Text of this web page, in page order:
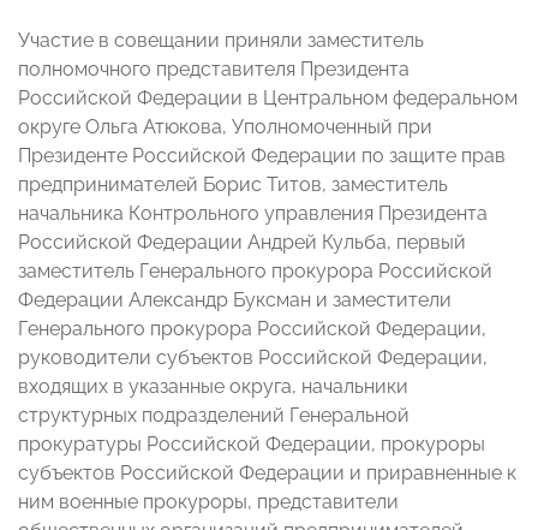
Участие в совещании приняли заместитель
полномочного представителя Президента
Российской Федерации в Центральном федеральном
округе Ольга Атюкова, Уполномоченный при
Президенте Российской Федерации по защите прав
предпринимателей Борис Титов, заместитель
начальника Контрольного управления Президента
Российской Федерации Андрей Кульба, первый
заместитель Генерального прокурора Российской
Федерации Александр Буксман и заместители
Генерального прокурора Российской Федерации,
руководители субъектов Российской Федерации,
входящих в указанные округа, начальники
структурных подразделений Генеральной
прокуратуры Российской Федерации, прокуроры
субъектов Российской Федерации и приравненные к
ним военные прокуроры, представители